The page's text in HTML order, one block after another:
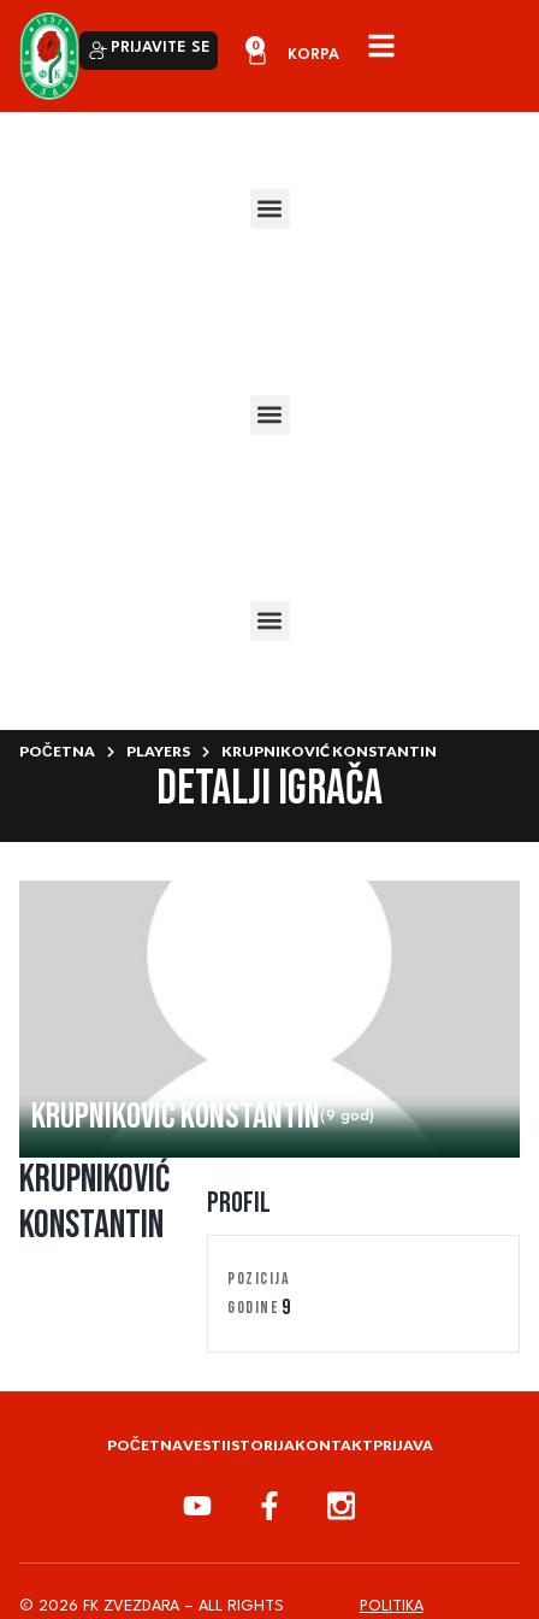
PRIJAVITE SE 0
POČETNA PLAYERS KRUPNIKOVIĆ KONSTANTIN
Detalji igrača
Krupniković Konstantin(9 god)
Krupniković
Konstantin
Profil
POZICIJA
GODINE 9
POČETNAVESTIISTORIJAKONTAKTPRIJAVA
© 2026 FK ZVEZDARA – ALL RIGHTS POLITIKA